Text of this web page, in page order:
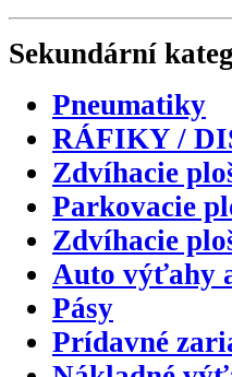
Sekundární
Pneumatiky
RÁFIKY /
Zdvíhacie
Parkovacie
Zdvíhacie
Auto výťahy
Pásy
Prídavné